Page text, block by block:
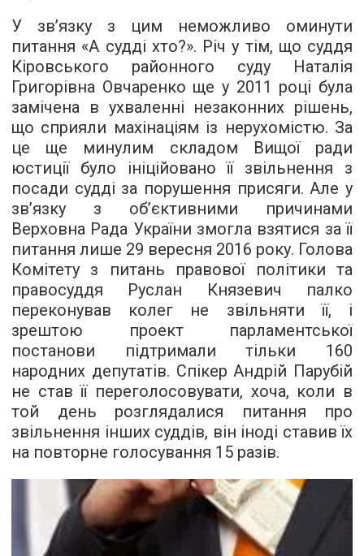
У зв’язку з цим неможливо оминути
питання «А судді хто?». Річ у тім, що суддя
Кіровського районного суду Наталія
Григорівна Овчаренко ще у 2011 році була
замічена в ухваленні незаконних рішень,
що сприяли махінаціям із нерухомістю. За
це ще минулим складом Вищої ради
юстиції було ініційовано її звільнення з
посади судді за порушення присяги. Але у
зв’язку з об’єктивними причинами
Верховна Рада України змогла взятися за її
питання лише 29 вересня 2016 року. Голова
Комітету з питань правової політики та
правосуддя Руслан Князевич палко
переконував колег не звільняти її, і
зрештою проект парламентської
постанови підтримали тільки 160
народних депутатів. Спікер Андрій Парубій
не став її переголосовувати, хоча, коли в
той день розглядалися питання про
звільнення інших суддів, він іноді ставив їх
на повторне голосування 15 разів.